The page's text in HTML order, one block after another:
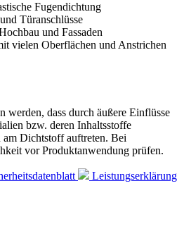
Fugendichtung
Türanschlüsse
und Fassaden
vielen Oberflächen und Anstrichen
werden, dass durch äußere Einflüsse
bzw. deren Inhaltsstoffe
Dichtstoff auftreten. Bei
vor Produktanwendung prüfen.
Leistungserklärung